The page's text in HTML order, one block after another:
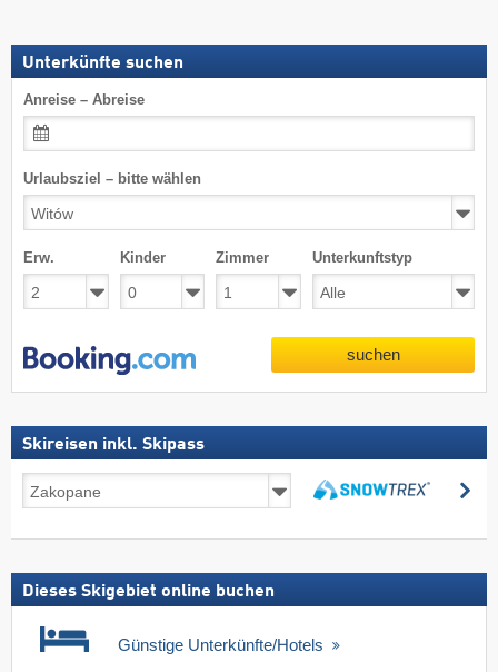
Unterkünfte suchen
Anreise – Abreise
Urlaubsziel – bitte wählen
Erw. Kinder Zimmer Unterkunftstyp
suchen
Skireisen inkl. Skipass
Skireisen
inkl.
Dieses Skigebiet online buchen
Günstige Unterkünfte/Hotels